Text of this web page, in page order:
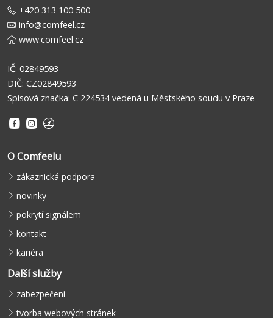
+420 313 100 500
info@comfeel.cz
www.comfeel.cz
IČ: 02849593
DIČ: CZ02849593
Spisová značka: C 224534 vedená u Městského soudu v Praze
O Comfeelu
zákaznická podpora
novinky
pokrytí signálem
kontakt
kariéra
Další služby
zabezpečení
tvorba webových stránek